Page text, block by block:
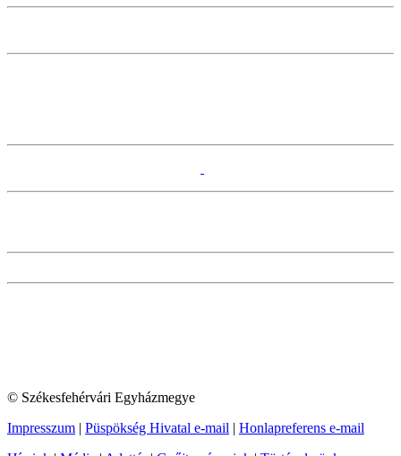
© Székesfehérvári Egyházmegye
Impresszum | Püspökség Hivatal e-mail | Honlapreferens e-mail